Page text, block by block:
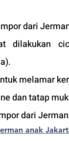
dari
dilakukan
melamar
dan tatap
dari
anak